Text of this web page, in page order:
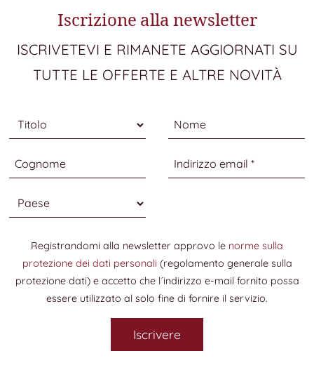
Iscrizione alla newsletter
ISCRIVETEVI E RIMANETE AGGIORNATI SU
TUTTE LE OFFERTE E ALTRE NOVITÀ
Titolo Nome
Cognome Indirizzo email
Paese
Registrandomi alla newsletter approvo le norme sulla
protezione dei dati personali (regolamento generale sulla
protezione dati) e accetto che l´indirizzo e-mail fornito possa
essere utilizzato al solo fine di fornire il servizio.
Iscrivere